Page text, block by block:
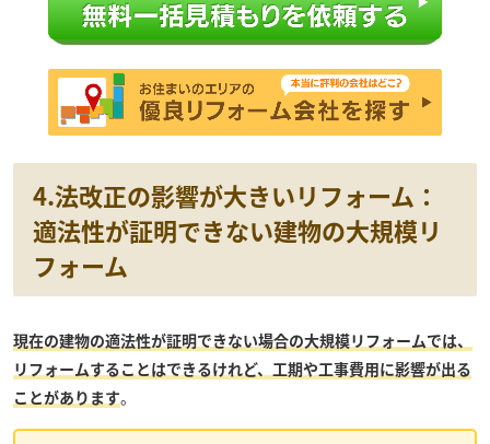
4.法改正の影響が大きいリフォーム：
適法性が証明できない建物の大規模リ
フォーム
現在の建物の適法性が証明できない場合の大規模リフォームでは、
リフォームすることはできるけれど、工期や工事費用に影響が出る
ことがあります。